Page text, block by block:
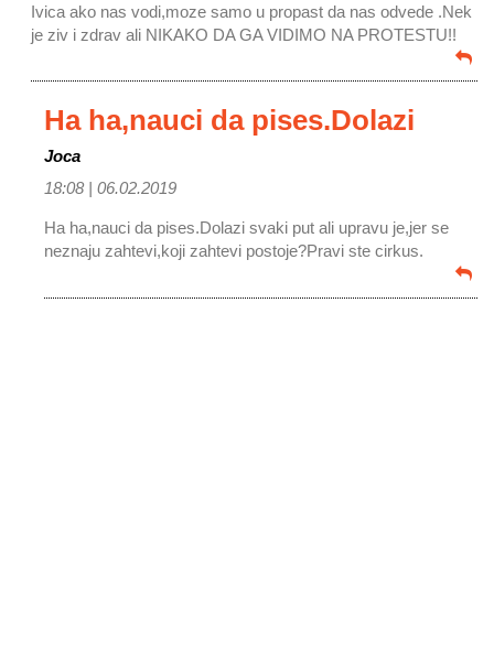
Ivica ako nas vodi,moze samo u propast da nas odvede .Nek
je ziv i zdrav ali NIKAKO DA GA VIDIMO NA PROTESTU!!
Ha ha,nauci da pises.Dolazi
Joca
18:08 | 06.02.2019
Ha ha,nauci da pises.Dolazi svaki put ali upravu je,jer se
neznaju zahtevi,koji zahtevi postoje?Pravi ste cirkus.